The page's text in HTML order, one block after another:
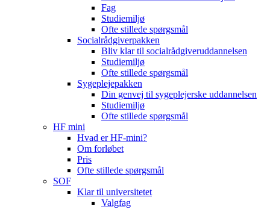
Fag
Studiemiljø
Ofte stillede spørgsmål
Socialrådgiverpakken
Bliv klar til socialrådgiveruddannelsen
Studiemiljø
Ofte stillede spørgsmål
Sygeplejepakken
Din genvej til sygeplejerske uddannelsen
Studiemiljø
Ofte stillede spørgsmål
HF mini
Hvad er HF-mini?
Om forløbet
Pris
Ofte stillede spørgsmål
SOF
Klar til universitetet
Valgfag